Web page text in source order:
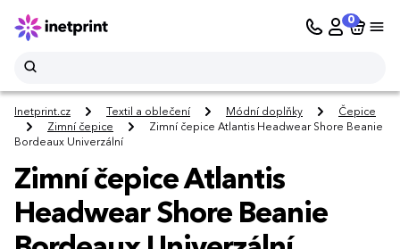
0
Inetprint.cz Textil a oblečení Módní doplňky
Čepice
Zimní čepice
Zimní čepice Atlantis Headwear Shore Beanie
Bordeaux Univerzální
Zimní čepice Atlantis
Headwear Shore Beanie